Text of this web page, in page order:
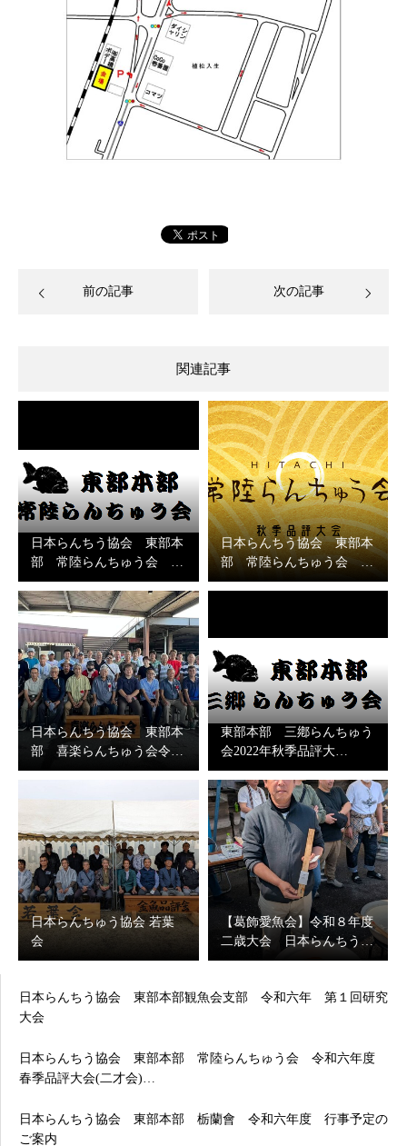
前の記事 次の記事
関連記事
日本らんちう協会 東部本
部 常陸らんちゅう会 …
日本らんちう協会 東部本
部 常陸らんちゅう会 …
日本らんちう協会 東部本
部 喜楽らんちゅう会令…
東部本部 三鄕らんちゅう
会2022年秋季品評大…
日本らんちゅう協会 若葉
会
【葛飾愛魚会】令和８年度
二歳大会 日本らんちう…
日本らんちう協会 東部本部観魚会支部 令和六年 第１回研究
大会
日本らんちう協会 東部本部 常陸らんちゅう会 令和六年度
春季品評大会(二才会)…
日本らんちう協会 東部本部 栃蘭會 令和六年度 行事予定の
ご案内